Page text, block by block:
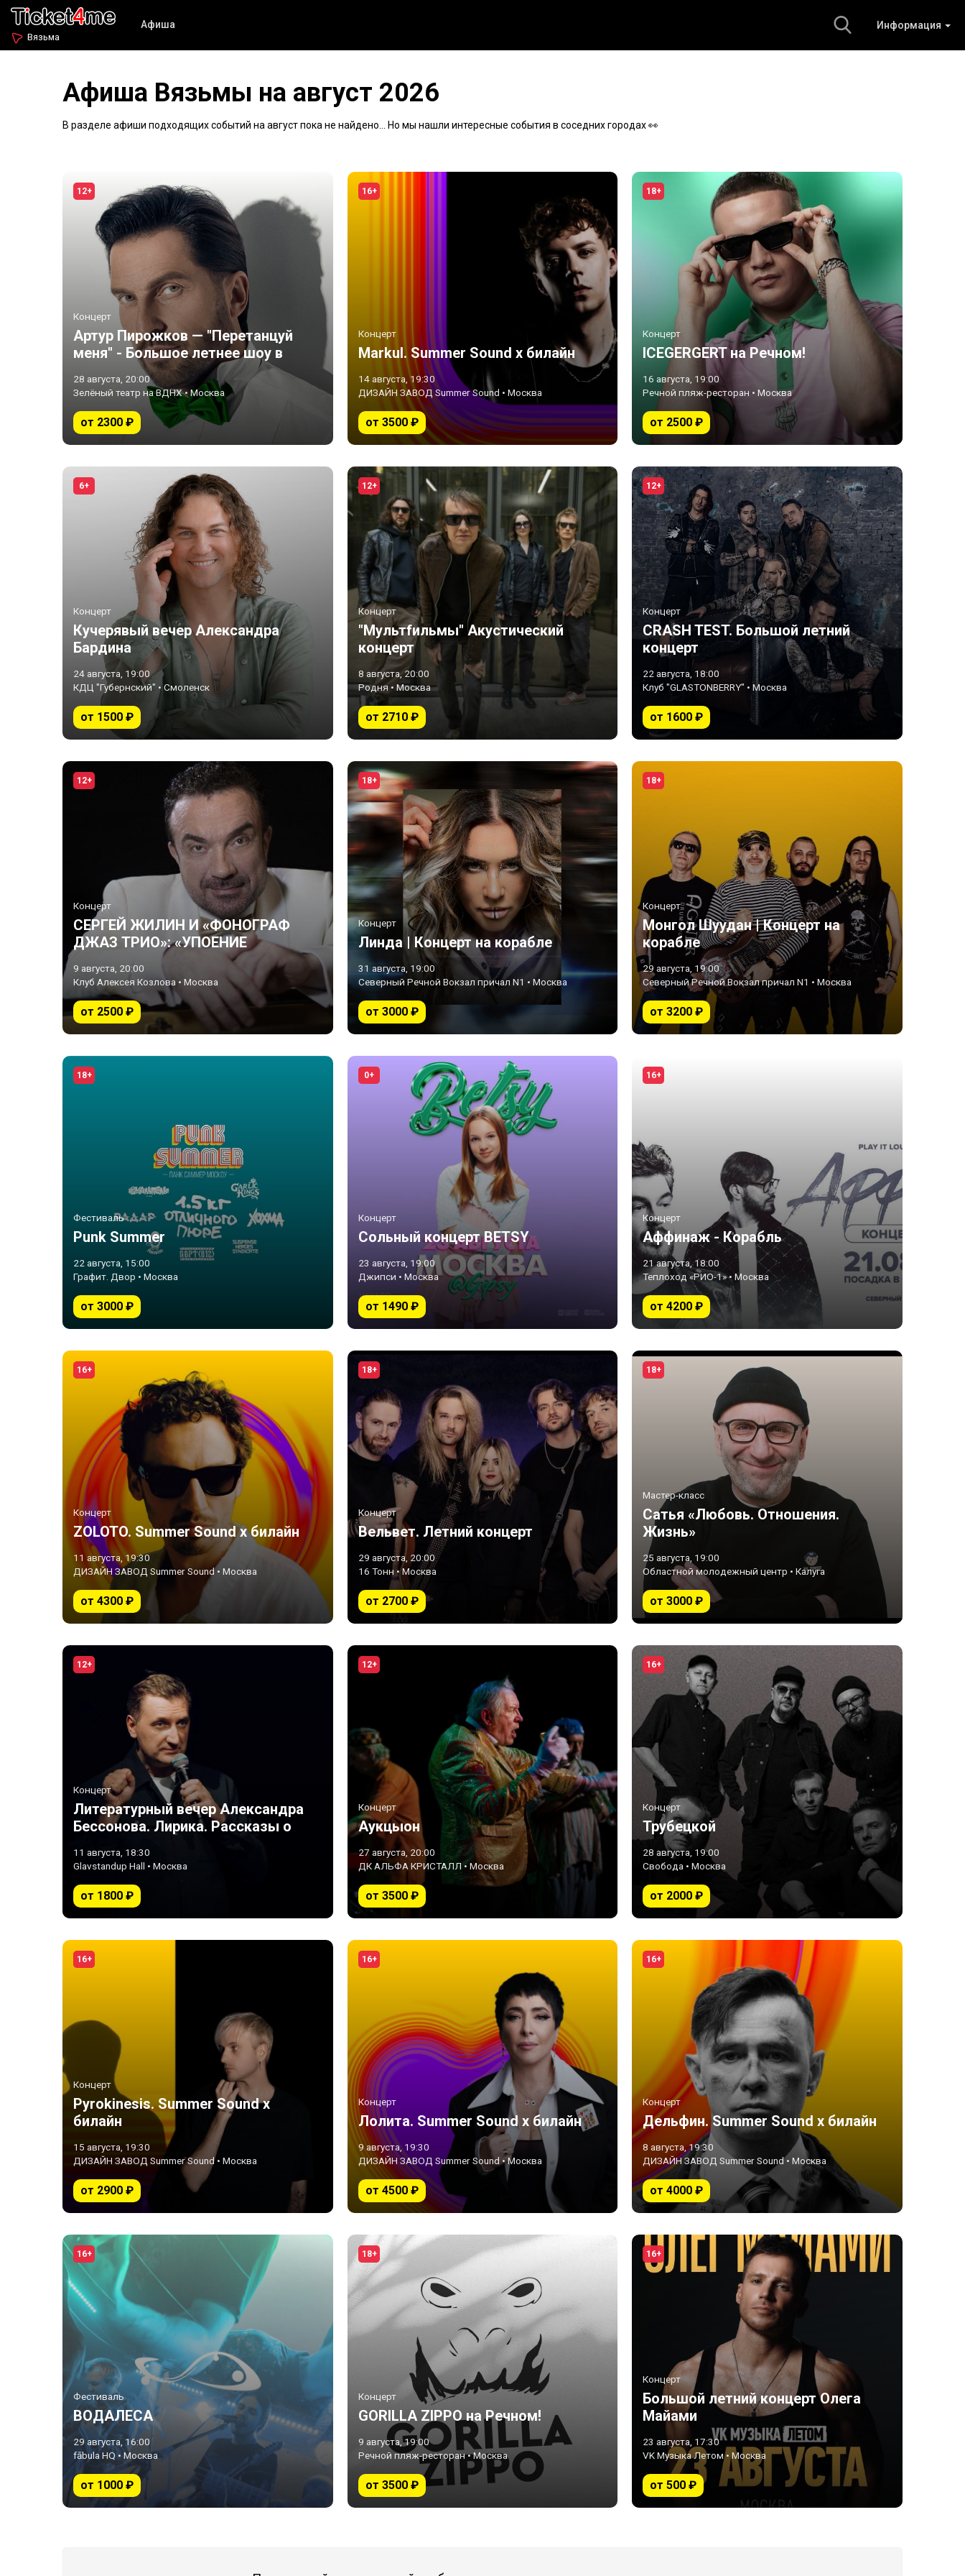
Вязьма
Информация
Афиша
Афиша Вязьмы на август 2026
В разделе афиши подходящих событий на август пока не найдено... Но мы нашли интересные события в соседних городах 👀
12+
Концерт
Артур Пирожков — "Перетанцуй
меня" - Большое летнее шоу в
Зеленом Театре!
28 августа, 20:00
Зелёный театр на ВДНХ • Москва
от 2300 ₽
16+
Концерт
Markul. Summer Sound х билайн
14 августа, 19:30
ДИЗАЙН ЗАВОД Summer Sound • Москва
от 3500 ₽
18+
Концерт
ICEGERGERT на Речном!
16 августа, 19:00
Речной пляж-ресторан • Москва
от 2500 ₽
6+
Концерт
Кучерявый вечер Александра
Бардина
24 августа, 19:00
КДЦ "Губернский" • Смоленск
от 1500 ₽
12+
Концерт
"Мультfильмы" Акустический
концерт
8 августа, 20:00
Родня • Москва
от 2710 ₽
12+
Концерт
CRASH TEST. Большой летний
концерт
22 августа, 18:00
Клуб "GLASTONBERRY" • Москва
от 1600 ₽
12+
Концерт
СЕРГЕЙ ЖИЛИН И «ФОНОГРАФ
ДЖАЗ ТРИО»: «УПОЕНИЕ
9 августа, 20:00
Клуб Алексея Козлова • Москва
от 2500 ₽
18+
Концерт
Линда | Концерт на корабле
31 августа, 19:00
Северный Речной Вокзал причал N1 • Москва
от 3000 ₽
18+
Концерт
Монгол Шуудан | Концерт на
корабле
29 августа, 19:00
Северный Речной Вокзал причал N1 • Москва
от 3200 ₽
18+
Фестиваль
Punk Summer
22 августа, 15:00
Графит. Двор • Москва
от 3000 ₽
0+
Концерт
Сольный концерт BETSY
23 августа, 19:00
Джипси • Москва
от 1490 ₽
16+
Концерт
Аффинаж - Корабль
21 августа, 18:00
Теплоход «РИО-1» • Москва
от 4200 ₽
16+
Концерт
ZOLOTO. Summer Sound х билайн
11 августа, 19:30
ДИЗАЙН ЗАВОД Summer Sound • Москва
от 4300 ₽
18+
Концерт
Вельвет. Летний концерт
29 августа, 20:00
16 Тонн • Москва
от 2700 ₽
18+
Мастер-класс
Сатья «Любовь. Отношения.
Жизнь»
25 августа, 19:00
Областной молодежный центр • Калуга
от 3000 ₽
12+
Концерт
Литературный вечер Александра
Бессонова. Лирика. Рассказы о
11 августа, 18:30
Glavstandup Hall • Москва
от 1800 ₽
12+
Концерт
Аукцыон
27 августа, 20:00
ДК АЛЬФА КРИСТАЛЛ • Москва
от 3500 ₽
16+
Концерт
Трубецкой
28 августа, 19:00
Свобода • Москва
от 2000 ₽
16+
Концерт
Pyrokinesis. Summer Sound x
билайн
15 августа, 19:30
ДИЗАЙН ЗАВОД Summer Sound • Москва
от 2900 ₽
16+
Концерт
Лолита. Summer Sound х билайн
9 августа, 19:30
ДИЗАЙН ЗАВОД Summer Sound • Москва
от 4500 ₽
16+
Концерт
Дельфин. Summer Sound х билайн
8 августа, 19:30
ДИЗАЙН ЗАВОД Summer Sound • Москва
от 4000 ₽
16+
Фестиваль
ВОДАЛЕСА
29 августа, 16:00
fābula HQ • Москва
от 1000 ₽
18+
Концерт
GORILLA ZIPPO на Речном!
9 августа, 19:00
Речной пляж-ресторан • Москва
от 3500 ₽
16+
Концерт
Большой летний концерт Олега
Майами
23 августа, 17:30
VK Музыка Летом • Москва
от 500 ₽